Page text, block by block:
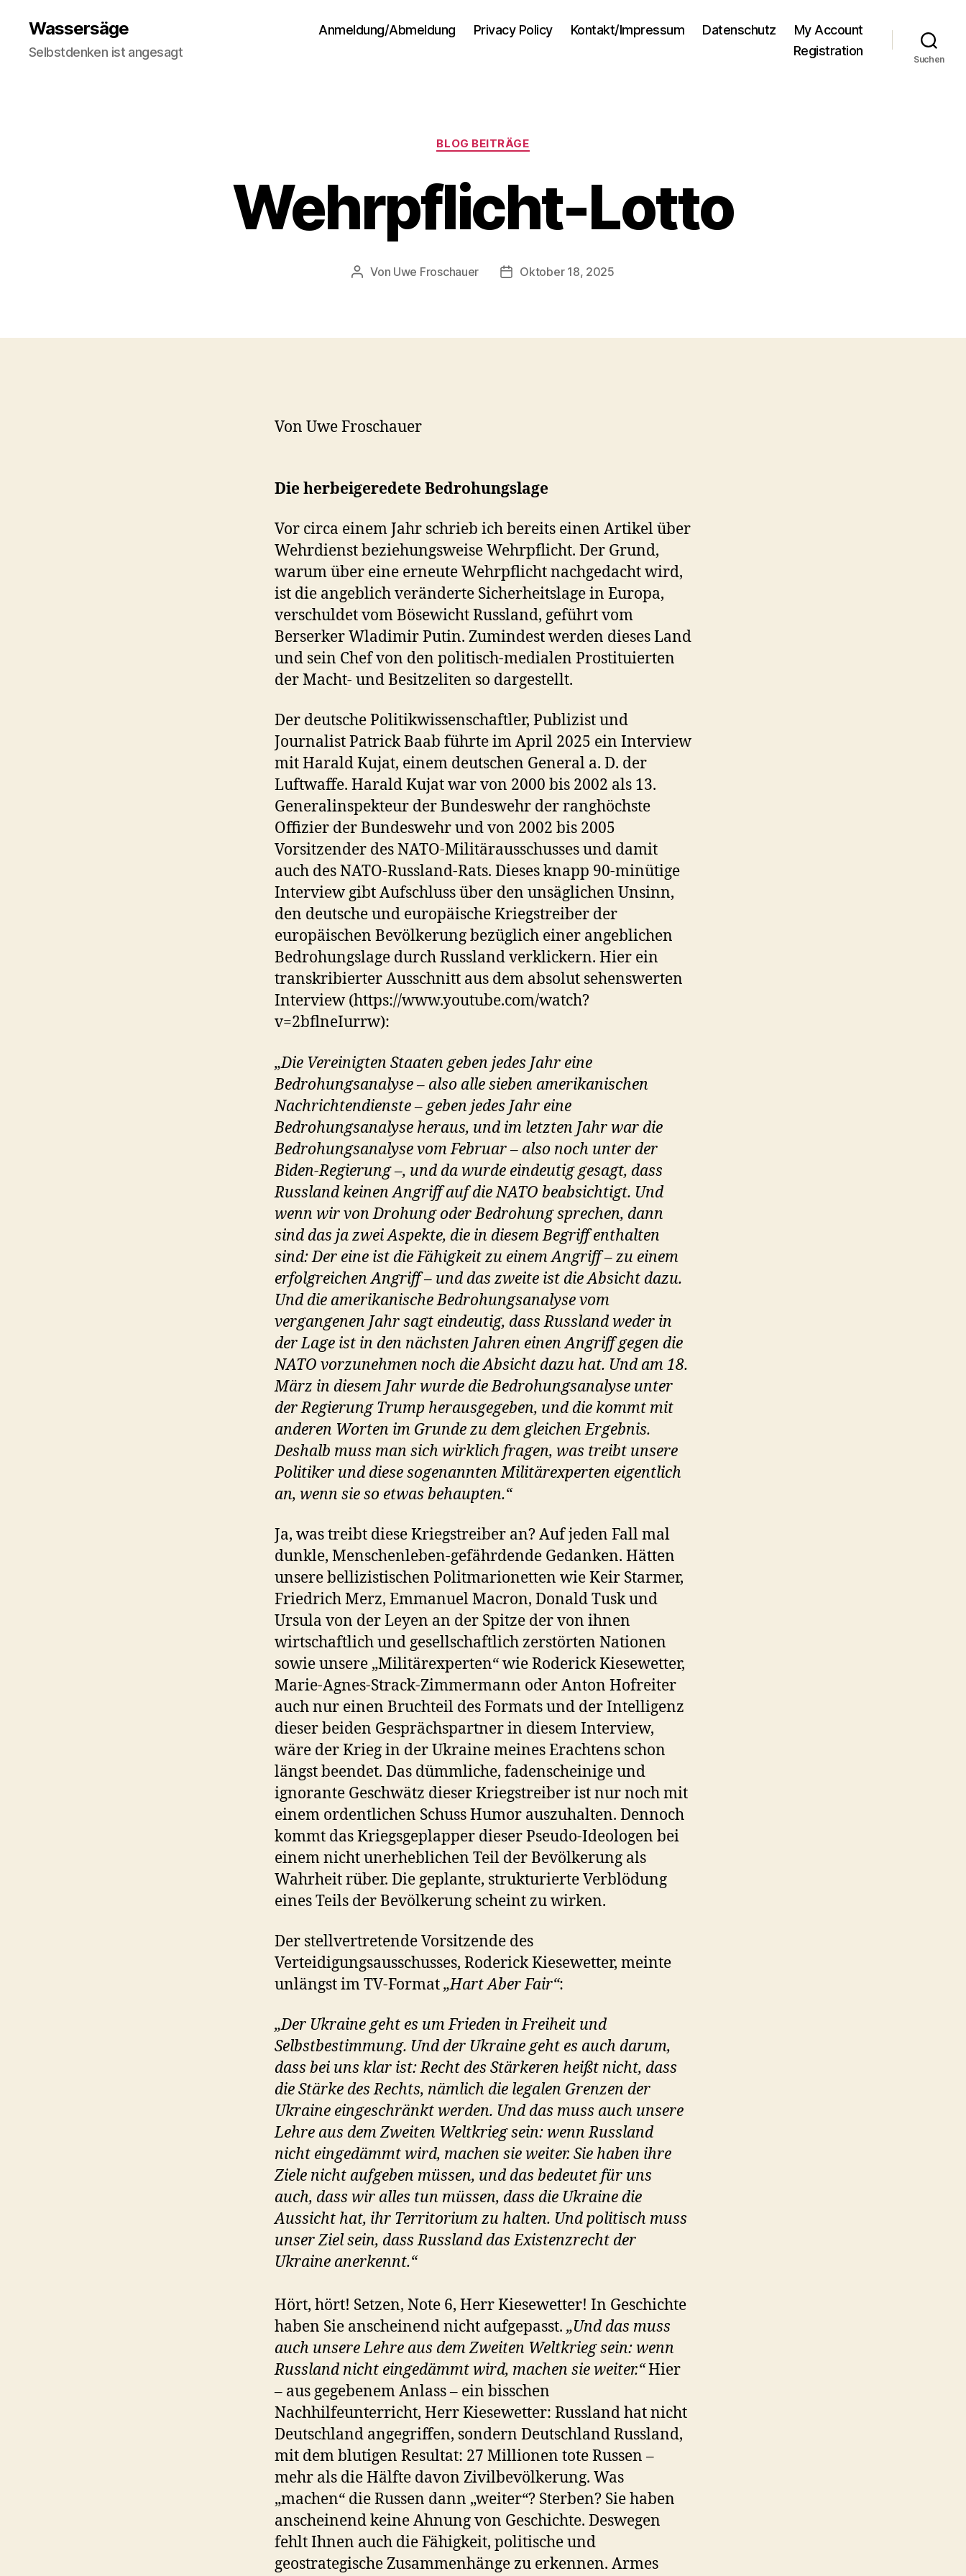
Wassersäge
Selbstdenken ist angesagt
Anmeldung/Abmeldung Privacy Policy Kontakt/Impressum Datenschutz
My Account
Registration
Suchen
Kategorien
BLOG BEITRÄGE
Wehrpflicht-Lotto
Beitragsautor
Von Uwe Froschauer Beitragsdatum
Oktober 18, 2025
Von Uwe Froschauer
Die herbeigeredete Bedrohungslage
Vor circa einem Jahr schrieb ich bereits einen Artikel über
Wehrdienst beziehungsweise Wehrpflicht. Der Grund,
warum über eine erneute Wehrpflicht nachgedacht wird,
ist die angeblich veränderte Sicherheitslage in Europa,
verschuldet vom Bösewicht Russland, geführt vom
Berserker Wladimir Putin. Zumindest werden dieses Land
und sein Chef von den politisch-medialen Prostituierten
der Macht- und Besitzeliten so dargestellt.
Der deutsche Politikwissenschaftler, Publizist und
Journalist Patrick Baab führte im April 2025 ein Interview
mit Harald Kujat, einem deutschen General a. D. der
Luftwaffe. Harald Kujat war von 2000 bis 2002 als 13.
Generalinspekteur der Bundeswehr der ranghöchste
Offizier der Bundeswehr und von 2002 bis 2005
Vorsitzender des NATO-Militärausschusses und damit
auch des NATO-Russland-Rats. Dieses knapp 90-minütige
Interview gibt Aufschluss über den unsäglichen Unsinn,
den deutsche und europäische Kriegstreiber der
europäischen Bevölkerung bezüglich einer angeblichen
Bedrohungslage durch Russland verklickern. Hier ein
transkribierter Ausschnitt aus dem absolut sehenswerten
Interview (https://www.youtube.com/watch?
v=2bflneIurrw):
„Die Vereinigten Staaten geben jedes Jahr eine
Bedrohungsanalyse – also alle sieben amerikanischen
Nachrichtendienste – geben jedes Jahr eine
Bedrohungsanalyse heraus, und im letzten Jahr war die
Bedrohungsanalyse vom Februar – also noch unter der
Biden-Regierung –, und da wurde eindeutig gesagt, dass
Russland keinen Angriff auf die NATO beabsichtigt. Und
wenn wir von Drohung oder Bedrohung sprechen, dann
sind das ja zwei Aspekte, die in diesem Begriff enthalten
sind: Der eine ist die Fähigkeit zu einem Angriff – zu einem
erfolgreichen Angriff – und das zweite ist die Absicht dazu.
Und die amerikanische Bedrohungsanalyse vom
vergangenen Jahr sagt eindeutig, dass Russland weder in
der Lage ist in den nächsten Jahren einen Angriff gegen die
NATO vorzunehmen noch die Absicht dazu hat. Und am 18.
März in diesem Jahr wurde die Bedrohungsanalyse unter
der Regierung Trump herausgegeben, und die kommt mit
anderen Worten im Grunde zu dem gleichen Ergebnis.
Deshalb muss man sich wirklich fragen, was treibt unsere
Politiker und diese sogenannten Militärexperten eigentlich
an, wenn sie so etwas behaupten.“
Ja, was treibt diese Kriegstreiber an? Auf jeden Fall mal
dunkle, Menschenleben-gefährdende Gedanken. Hätten
unsere bellizistischen Politmarionetten wie Keir Starmer,
Friedrich Merz, Emmanuel Macron, Donald Tusk und
Ursula von der Leyen an der Spitze der von ihnen
wirtschaftlich und gesellschaftlich zerstörten Nationen
sowie unsere „Militärexperten“ wie Roderick Kiesewetter,
Marie-Agnes-Strack-Zimmermann oder Anton Hofreiter
auch nur einen Bruchteil des Formats und der Intelligenz
dieser beiden Gesprächspartner in diesem Interview,
wäre der Krieg in der Ukraine meines Erachtens schon
längst beendet. Das dümmliche, fadenscheinige und
ignorante Geschwätz dieser Kriegstreiber ist nur noch mit
einem ordentlichen Schuss Humor auszuhalten. Dennoch
kommt das Kriegsgeplapper dieser Pseudo-Ideologen bei
einem nicht unerheblichen Teil der Bevölkerung als
Wahrheit rüber. Die geplante, strukturierte Verblödung
eines Teils der Bevölkerung scheint zu wirken.
Der stellvertretende Vorsitzende des
Verteidigungsausschusses, Roderick Kiesewetter, meinte
unlängst im TV-Format„Hart Aber Fair“:
„Der Ukraine geht es um Frieden in Freiheit und
Selbstbestimmung. Und der Ukraine geht es auch darum,
dass bei uns klar ist: Recht des Stärkeren heißt nicht, dass
die Stärke des Rechts, nämlich die legalen Grenzen der
Ukraine eingeschränkt werden. Und das muss auch unsere
Lehre aus dem Zweiten Weltkrieg sein: wenn Russland
nicht eingedämmt wird, machen sie weiter. Sie haben ihre
Ziele nicht aufgeben müssen, und das bedeutet für uns
auch, dass wir alles tun müssen, dass die Ukraine die
Aussicht hat, ihr Territorium zu halten. Und politisch muss
unser Ziel sein, dass Russland das Existenzrecht der
Ukraine anerkennt.“
Hört, hört! Setzen, Note 6, Herr Kiesewetter! In Geschichte
haben Sie anscheinend nicht aufgepasst. „Und das muss
auch unsere Lehre aus dem Zweiten Weltkrieg sein: wenn
Russland nicht eingedämmt wird, machen sie weiter.“Hier
– aus gegebenem Anlass – ein bisschen
Nachhilfeunterricht, Herr Kiesewetter: Russland hat nicht
Deutschland angegriffen, sondern Deutschland Russland,
mit dem blutigen Resultat: 27 Millionen tote Russen –
mehr als die Hälfte davon Zivilbevölkerung. Was
„machen“ die Russen dann „weiter“? Sterben? Sie haben
anscheinend keine Ahnung von Geschichte. Deswegen
fehlt Ihnen auch die Fähigkeit, politische und
geostrategische Zusammenhänge zu erkennen. Armes